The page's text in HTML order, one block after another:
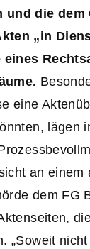
und die dem
„in
eines
eine
lägen
an einem
dem FG
„Soweit